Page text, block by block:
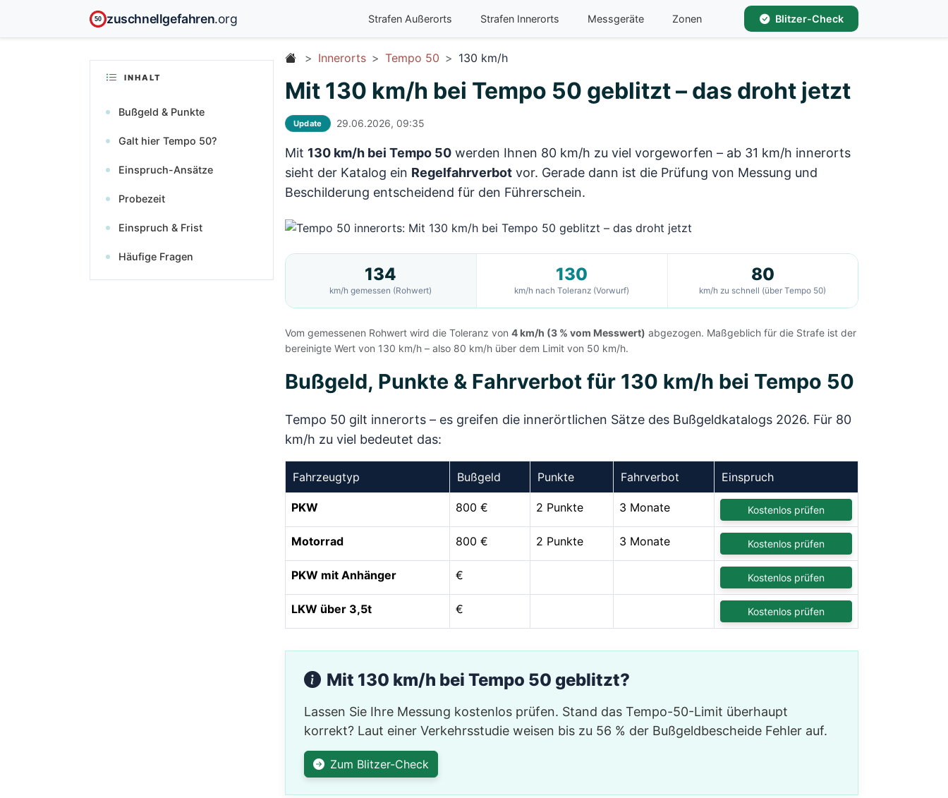
50 zuschnellgefahren.org Strafen Außerorts Strafen Innerorts Messgeräte Zonen Blitzer-Check
INHALT
Bußgeld & Punkte
Galt hier Tempo 50?
Einspruch-Ansätze
Probezeit
Einspruch & Frist
Häufige Fragen
Innerorts Tempo 50 130 km/h
Mit 130 km/h bei Tempo 50 geblitzt – das droht jetzt
Update 29.06.2026, 09:35
Mit 130 km/h bei Tempo 50werden Ihnen 80 km/h zu viel vorgeworfen – ab 31 km/h innerorts
sieht der Katalog ein Regelfahrverbotvor. Gerade dann ist die Prüfung von Messung und
Beschilderung entscheidend für den Führerschein.
134
km/h gemessen (Rohwert)
130
km/h nach Toleranz (Vorwurf)
80
km/h zu schnell (über Tempo 50)
Vom gemessenen Rohwert wird die Toleranz von 4 km/h (3 % vom Messwert) abgezogen. Maßgeblich für die Strafe ist der
bereinigte Wert von 130 km/h – also 80 km/h über dem Limit von 50 km/h.
Bußgeld, Punkte & Fahrverbot für 130 km/h bei Tempo 50
Tempo 50 gilt innerorts – es greifen die innerörtlichen Sätze des Bußgeldkatalogs 2026. Für 80
km/h zu viel bedeutet das:
Fahrzeugtyp Bußgeld Punkte Fahrverbot Einspruch
PKW 800 € 2 Punkte 3 Monate Kostenlos prüfen
Motorrad 800 € 2 Punkte 3 Monate Kostenlos prüfen
PKW mit Anhänger € Kostenlos prüfen
LKW über 3,5t € Kostenlos prüfen
Mit 130 km/h bei Tempo 50 geblitzt?
Lassen Sie Ihre Messung kostenlos prüfen. Stand das Tempo-50-Limit überhaupt
korrekt? Laut einer Verkehrsstudie weisen bis zu 56 % der Bußgeldbescheide Fehler auf.
Zum Blitzer-Check